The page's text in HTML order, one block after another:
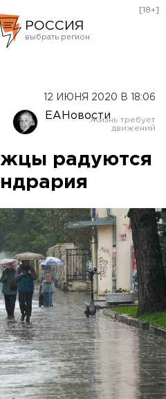
РОССИЯ
Оренбург
[18+]
12 ИЮНЯ 2020 В 18:06
ЕАНовости
радуются